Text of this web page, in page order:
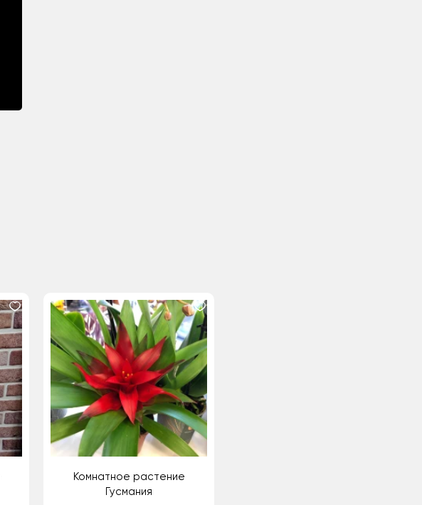
Комнатное растение
Гусмания